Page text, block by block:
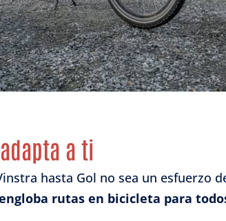
a ti
hasta Gol no sea un esfuerzo
rutas en bicicleta para